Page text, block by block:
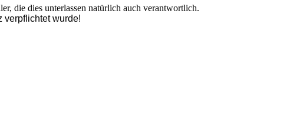
die dies unterlassen natürlich auch verantwortlich.
verpflichtet wurde!